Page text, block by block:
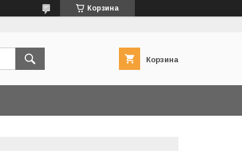
Корзина
Корзина